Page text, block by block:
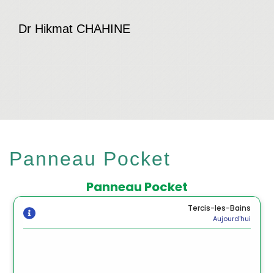
Dr Hikmat CHAHINE
Panneau Pocket